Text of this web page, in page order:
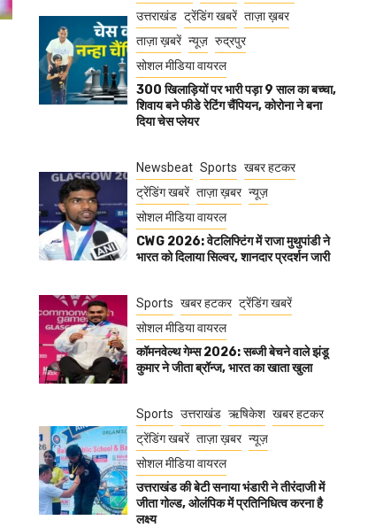
उत्तराखंड ट्रेंडिंग खबरें ताज़ा ख़बर
ताज़ा ख़बरें न्यूज़ रुद्रपुर
सोशल मीडिया वायरल
300 खिलाड़ियों पर भारी पड़ा 9 साल का बच्चा,
शिवाय बने फीडे रेटिंग चैंपियन, कोरोना ने बना
दिया चेस प्लेयर
Newsbeat Sports खबर हटकर
ट्रेंडिंग खबरें ताज़ा ख़बर न्यूज़
सोशल मीडिया वायरल
CWG 2026: वेटलिफ्टिंग में राजा मुथुपांडी ने
भारत को दिलाया सिल्वर, शानदार प्रदर्शन जारी
Sports खबर हटकर ट्रेंडिंग खबरें
सोशल मीडिया वायरल
कॉमनवेल्थ गेम्स 2026: सब्जी बेचने वाले झंडू
कुमार ने जीता ब्रॉन्ज, भारत का खाता खुला
Sports उत्तराखंड ऋषिकेश खबर हटकर
ट्रेंडिंग खबरें ताज़ा ख़बर न्यूज़
सोशल मीडिया वायरल
उत्तराखंड की बेटी सनाया भंडारी ने तीरंदाजी में
जीता गोल्ड, ओलंपिक में प्रतिनिधित्व करना है
लक्ष्य